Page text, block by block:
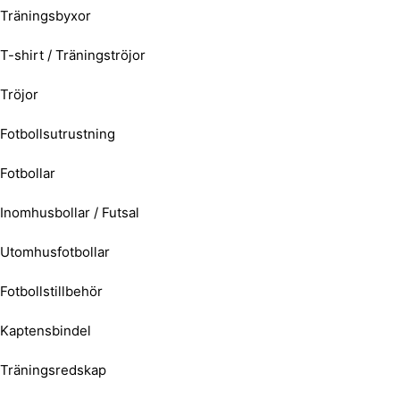
Träningsbyxor
T-shirt / Träningströjor
Tröjor
Fotbollsutrustning
Fotbollar
Inomhusbollar / Futsal
Utomhusfotbollar
Fotbollstillbehör
Kaptensbindel
Träningsredskap